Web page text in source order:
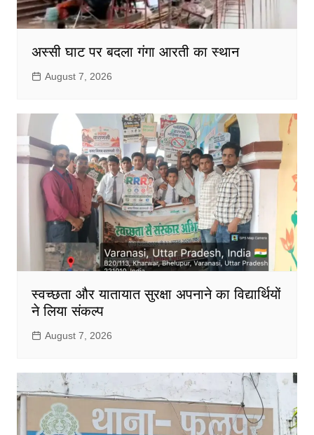
अस्सी घाट पर बदला गंगा आरती का स्थान
August 7, 2026
स्वच्छता और यातायात सुरक्षा अपनाने का विद्यार्थियों
ने लिया संकल्प
August 7, 2026